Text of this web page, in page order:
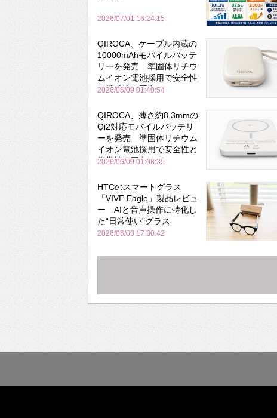
2026/07/01 16:24:15
QIROCA、ケーブル内蔵の
10000mAhモバイルバッテ
リーを発売 準固体リチウ
ムイオン電池採用で安全性
と携帯性を両立
2026/06/09 01:40:54
QIROCA、薄さ約8.3mmの
Qi2対応モバイルバッテリ
ーを発売 準固体リチウム
イオン電池採用で安全性と
携帯性を両立
2026/06/09 01:08:35
HTCのスマートグラス
「VIVE Eagle」製品レビュ
ー AIと音声操作に特化し
た“日常使い”グラス
2026/06/03 17:30:42